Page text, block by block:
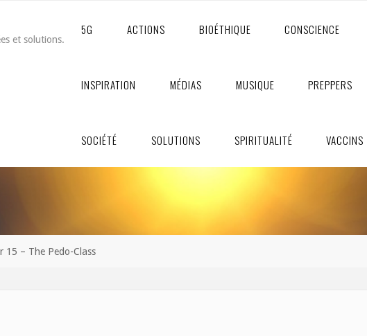
et solutions.
5G ACTIONS BIOÉTHIQUE CONSCIENCE
INSPIRATION MÉDIAS MUSIQUE PREPPERS
SOCIÉTÉ SOLUTIONS SPIRITUALITÉ VACCINS
15 – The Pedo-Class